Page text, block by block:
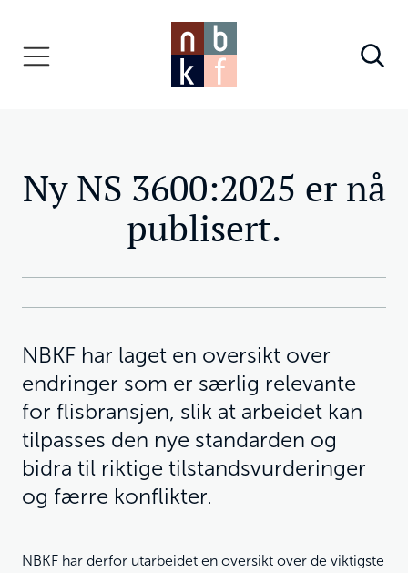
Ny NS 3600:2025 er nå
publisert.
NBKF har laget en oversikt over
endringer som er særlig relevante
for flisbransjen, slik at arbeidet kan
tilpasses den nye standarden og
bidra til riktige tilstandsvurderinger
og færre konflikter.
NBKF har derfor utarbeidet en oversikt over de viktigste